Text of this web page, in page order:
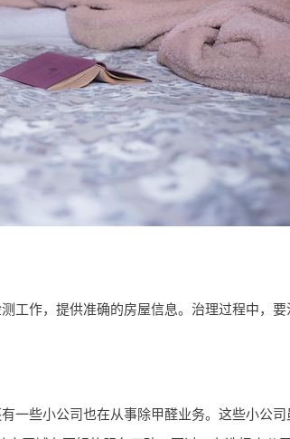
工作，提供准确的房屋信息。治理过程中，
一些小公司也在从事除甲醛业务。这些小公